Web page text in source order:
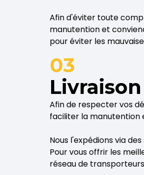
Afin d'éviter toute
manutention et
pour éviter les
03
Afin de respecter vos
faciliter la manutention
Nous l'expédions via
Pour vous offrir les
réseau de